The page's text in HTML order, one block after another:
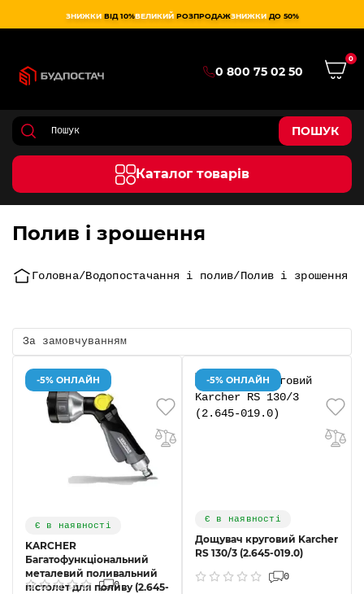
ЗНИЖКИ ВІД 10%ВЕЛИКИЙ РОЗПРОДАЖЗНИЖКИ ДО 50%
0 800 75 02 50
0
ПОШУК
Каталог товарів
Полив і зрошення
Головна Водопостачання і полив Полив і зрошення
-5% ОНЛАЙН
Є в наявності
KARCHER
Багатофункціональний
металевий поливальний
пістолет для поливу (2.645-
0
-5% ОНЛАЙН
Є в наявності
Дощувач круговий Karcher
RS ​​130/3 (2.645-019.0)
0